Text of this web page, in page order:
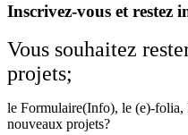
Inscrivez-vous et restez
Vous souhaitez
projets;
le Formulaire(Info), le (e)-folia,
nouveaux projets?